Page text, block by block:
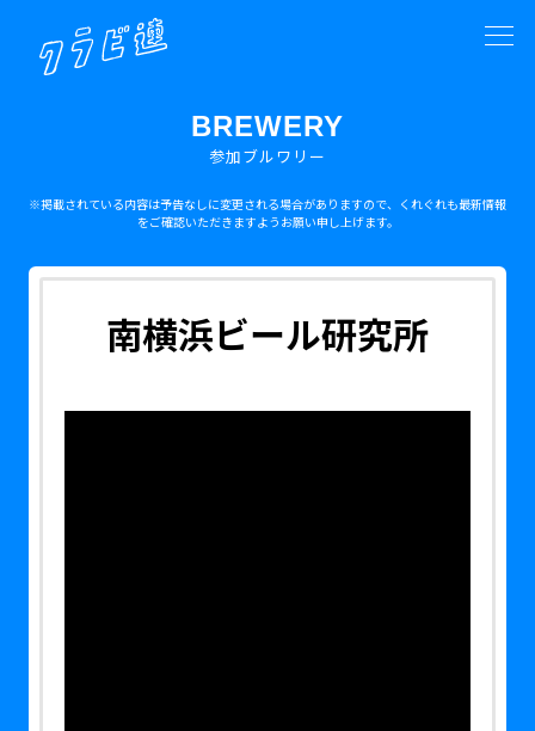
BREWERY
参加ブルワリー
※掲載されている内容は予告なしに変更される場合がありますので、くれぐれも最新情報
をご確認いただきますようお願い申し上げます。
南横浜ビール研究所